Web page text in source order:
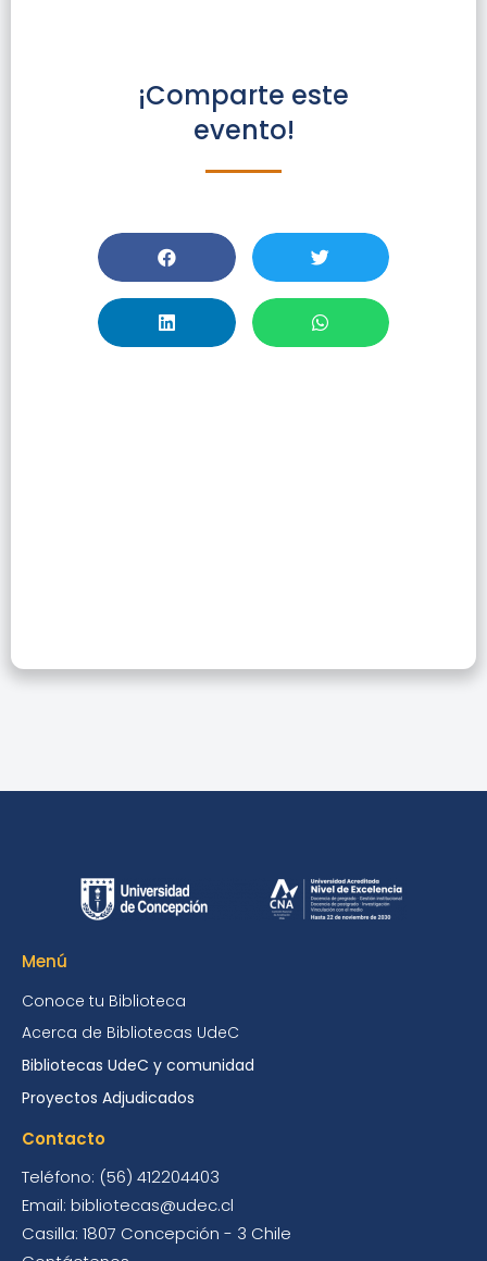
¡Comparte este
evento!
Menú
Conoce tu Biblioteca
Acerca de Bibliotecas UdeC
Bibliotecas UdeC y comunidad
Proyectos Adjudicados
Contacto
Teléfono: (56) 412204403
Email: bibliotecas@udec.cl
Casilla: 1807 Concepción - 3 Chile